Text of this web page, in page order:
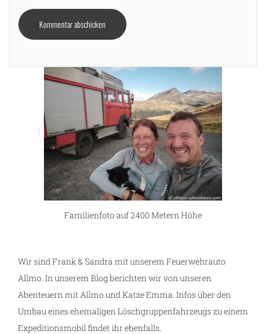
Familienfoto auf 2400 Metern Höhe
Wir sind Frank & Sandra mit unserem Feuerwehrauto
Allmo. In unserem Blog berichten wir von unseren
Abenteuern mit Allmo und Katze Emma. Infos über den
Umbau eines ehemaligen Löschgruppenfahrzeugs zu einem
Expeditionsmobil findet ihr ebenfalls.